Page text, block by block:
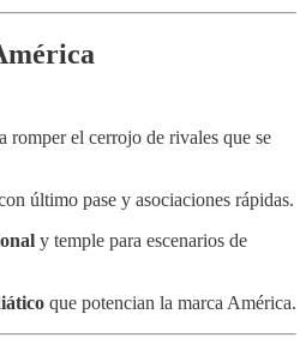
romper el cerrojo de rivales que se
último pase y asociaciones rápidas.
y temple para escenarios de
que potencian la marca América.